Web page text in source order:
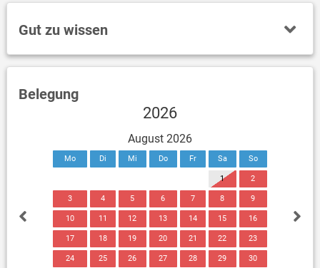
Gut zu wissen
Belegung
2026
August 2026
Mo Di Mi Do Fr Sa So
1 2
3 4 5 6 7 8 9
10 11 12 13 14 15 16
17 18 19 20 21 22 23
24 25 26 27 28 29 30